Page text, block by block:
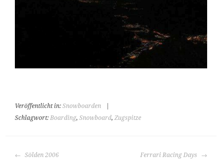
Veröffentlicht in:Snowboarden
Schlagwort: Boarding,Snowboard,Zugspitze
BEITRAGS-
Sölden 2006 Ferrari Racing Days